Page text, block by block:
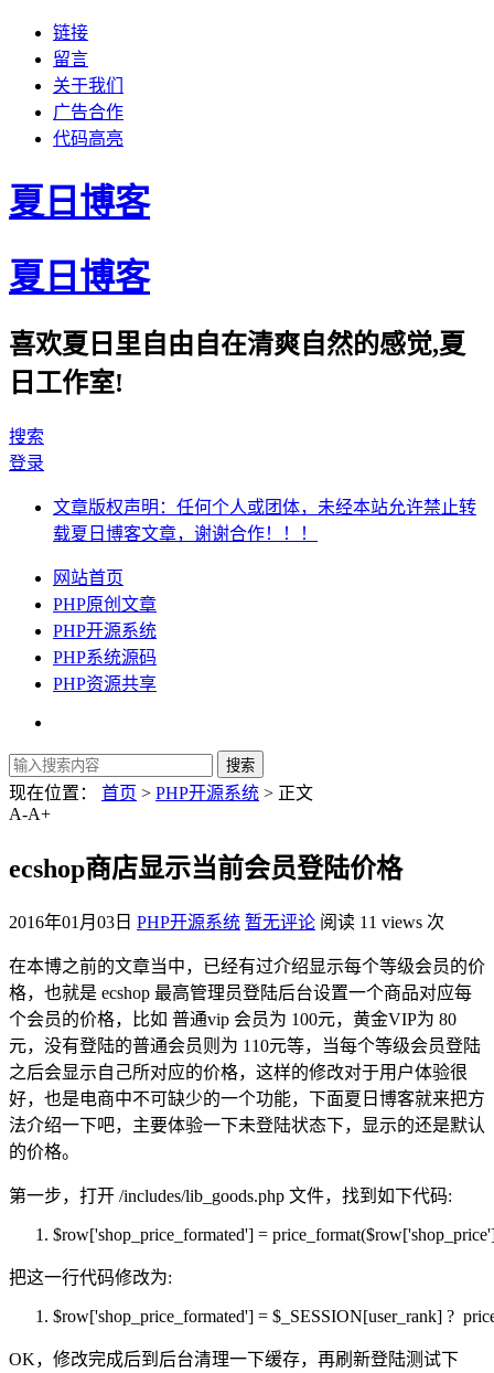
链接
留言
关于我们
广告合作
代码高亮
夏日博客
夏日博客
喜欢夏日里自由自在清爽自然的感觉,夏
日工作室!
搜索
登录
文章版权声明：任何个人或团体，未经本站允许禁止转
载夏日博客文章，谢谢合作！！！
网站首页
PHP原创文章
PHP开源系统
PHP系统源码
PHP资源共享
现在位置： 首页 > PHP开源系统 > 正文
A-A+
ecshop商店显示当前会员登陆价格
2016年01月03日 PHP开源系统 暂无评论 阅读 11 views 次
在本博之前的文章当中，已经有过介绍显示每个等级会员的价
格，也就是 ecshop 最高管理员登陆后台设置一个商品对应每
个会员的价格，比如 普通vip 会员为 100元，黄金VIP为 80
元，没有登陆的普通会员则为 110元等，当每个等级会员登陆
之后会显示自己所对应的价格，这样的修改对于用户体验很
好，也是电商中不可缺少的一个功能，下面夏日博客就来把方
法介绍一下吧，主要体验一下未登陆状态下，显示的还是默认
的价格。
第一步，打开 /includes/lib_goods.php 文件，找到如下代码:
$row['shop_price_formated'] = price_format($row
把这一行代码修改为:
$row['shop_price_formated'] = $_SESSION[user_rank] ?
OK，修改完成后到后台清理一下缓存，再刷新登陆测试下